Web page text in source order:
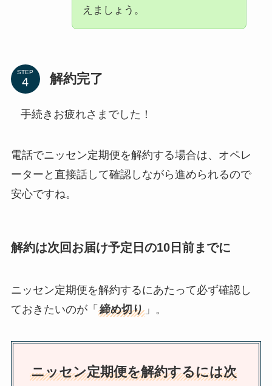
えましょう。
STEP 解約完了
手続きお疲れさまでした！
電話でニッセン定期便を解約する場合は、オペレ
ーターと直接話して確認しながら進められるので
安心ですね。
解約は次回お届け予定日の10日前までに
ニッセン定期便を解約するにあたって必ず確認し
ておきたいのが「 締め切り」。
ニッセン定期便を解約するには次